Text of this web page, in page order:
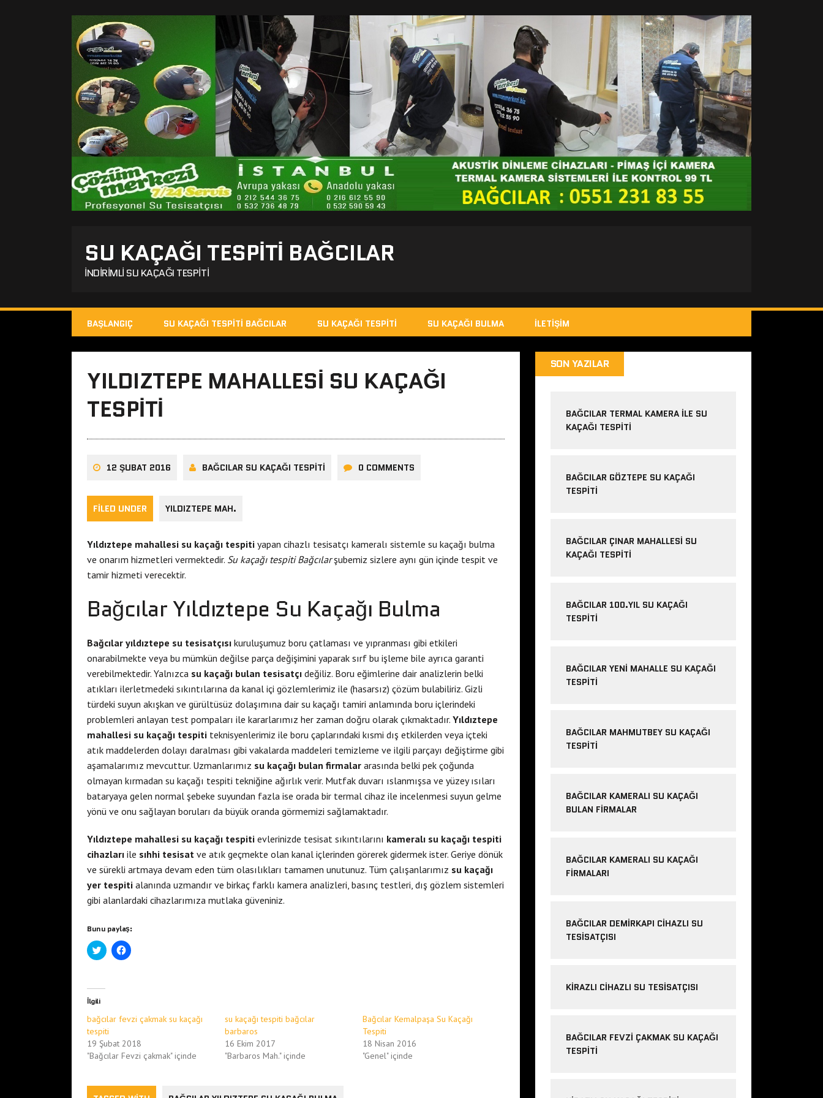
SU KAÇAĞI TESPITI BAĞCILAR
İNDIRIMLI SU KAÇAĞI TESPITI
BAŞLANGIÇ SU KAÇAĞI TESPITI BAĞCILAR SU KAÇAĞI TESPITI SU KAÇAĞI BULMA İLETIŞIM
YILDIZTEPE MAHALLESI SU KAÇAĞI
TESPITI
12 ŞUBAT 2016 BAĞCILAR SU KAÇAĞI TESPITI 0 COMMENTS
FILED UNDER YILDIZTEPE MAH.
Yıldıztepe mahallesi su kaçağı tespiti yapan cihazlı tesisatçı kameralı sistemle su kaçağı bulma
ve onarım hizmetleri vermektedir. Su kaçağı tespiti Bağcılarşubemiz sizlere aynı gün içinde tespit ve
tamir hizmeti verecektir.
Bağcılar Yıldıztepe Su Kaçağı Bulma
Bağcılar yıldıztepe su tesisatçısı kuruluşumuz boru çatlaması ve yıpranması gibi etkileri
onarabilmekte veya bu mümkün değilse parça değişimini yaparak sırf bu işleme bile ayrıca garanti
verebilmektedir. Yalnızca su kaçağı bulan tesisatçı değiliz. Boru eğimlerine dair analizlerin belki
atıkları ilerletmedeki sıkıntılarına da kanal içi gözlemlerimiz ile (hasarsız) çözüm bulabiliriz. Gizli
türdeki suyun akışkan ve gürültüsüz dolaşımına dair su kaçağı tamiri anlamında boru içlerindeki
problemleri anlayan test pompaları ile kararlarımız her zaman doğru olarak çıkmaktadır. Yıldıztepe
mahallesi su kaçağı tespiti teknisyenlerimiz ile boru çaplarındaki kısmi dış etkilerden veya içteki
atık maddelerden dolayı daralması gibi vakalarda maddeleri temizleme ve ilgili parçayı değiştirme gibi
aşamalarımız mevcuttur. Uzmanlarımız su kaçağı bulan firmalar arasında belki pek çoğunda
olmayan kırmadan su kaçağı tespiti tekniğine ağırlık verir. Mutfak duvarı ıslanmışsa ve yüzey ısıları
bataryaya gelen normal şebeke suyundan fazla ise orada bir termal cihaz ile incelenmesi suyun gelme
yönü ve onu sağlayan boruları da büyük oranda görmemizi sağlamaktadır.
Yıldıztepe mahallesi su kaçağı tespiti evlerinizde tesisat sıkıntılarını kameralı su kaçağı tespiti
cihazları ile sıhhi tesisat ve atık geçmekte olan kanal içlerinden görerek gidermek ister. Geriye dönük
ve sürekli artmaya devam eden tüm olasılıkları tamamen unutunuz. Tüm çalışanlarımız su kaçağı
yer tespiti alanında uzmandır ve birkaç farklı kamera analizleri, basınç testleri, dış gözlem sistemleri
gibi alanlardaki cihazlarımıza mutlaka güveniniz.
Bunu paylaş:
T
w
e
e
r
i
n
d
e
y
F
a
t
a
y
l
m
İlgili
bağcılar fevzi çakmak su kaçağı
tespiti
19 Şubat 2018
"Bağcılar Fevzi çakmak" içinde
su kaçağı tespiti bağcılar
barbaros
16 Ekim 2017
"Barbaros Mah." içinde
Bağcılar Kemalpaşa Su Kaçağı
Tespiti
18 Nisan 2016
"Genel" içinde
SON YAZILAR
BAĞCILAR TERMAL KAMERA ILE SU
KAÇAĞI TESPITI
BAĞCILAR GÖZTEPE SU KAÇAĞI
TESPITI
BAĞCILAR ÇINAR MAHALLESI SU
KAÇAĞI TESPITI
BAĞCILAR 100.YIL SU KAÇAĞI
TESPITI
BAĞCILAR YENI MAHALLE SU KAÇAĞI
TESPITI
BAĞCILAR MAHMUTBEY SU KAÇAĞI
TESPITI
BAĞCILAR KAMERALI SU KAÇAĞI
BULAN FIRMALAR
BAĞCILAR KAMERALI SU KAÇAĞI
FIRMALARI
BAĞCILAR DEMIRKAPI CIHAZLI SU
TESISATÇISI
KIRAZLI CIHAZLI SU TESISATÇISI
BAĞCILAR FEVZI ÇAKMAK SU KAÇAĞI
TESPITI